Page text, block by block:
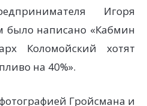
Игоря
было написано «Кабмин
Коломойский хотят
на 40%».
Гройсмана и